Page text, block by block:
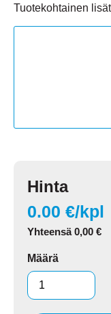
Tuotekohtainen
Hinta
0.00 €/kpl
Yhteensä0,00 €
Määrä